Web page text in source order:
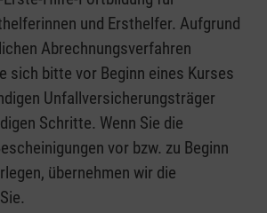
und Ersthelfer. Aufgrund
Abrechnungsverfahren
sich bitte vor Beginn eines Kurses
Unfallversicherungsträger
Schritte. Wenn Sie die
vor bzw. zu Beginn
übernehmen wir die